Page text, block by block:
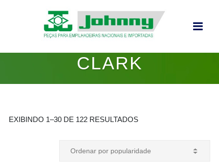
CLARK
EXIBINDO 1–30 DE 122 RESULTADOS